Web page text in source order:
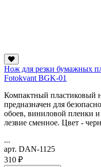
Нож для резки бумажных
Fotokvant BGK-01
Компактный пластиковый
предназначен для
обоев, виниловой пленки и
лезвие сменное. Цвет -
...
арт. DAN-1125
310 ₽